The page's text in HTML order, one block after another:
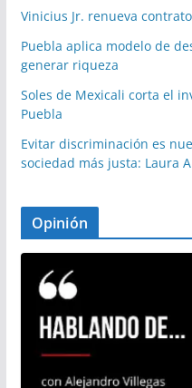
Vinicius Jr. renueva
Puebla aplica modelo de
generar riqueza
Soles de Mexicali corta el
Puebla
Evitar discriminación es
sociedad más justa: Laura
Opinión